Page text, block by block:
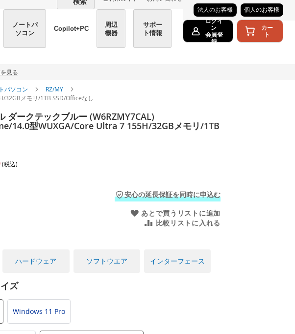
法人のお客様
個人のお客様
ノートパ
ソコン
Copilot+PC
周辺
機器
サポー
ト情報
ログイ
ン
会員登
録
カー
ト
見る
パソコン
RZ/MY
32GBメモリ/1TB SSD/Officeなし
ダークテックブルー (W6RZMY7CAL)
14.0型WUXGA/Core Ultra 7 155H/32GBメモリ/1TB
安心の延長保証を同時に申込む
あとで買うリストに追加
比較リストに入れる
ハードウェア ソフトウエア インターフェース
ズ
Windows 11 Pro